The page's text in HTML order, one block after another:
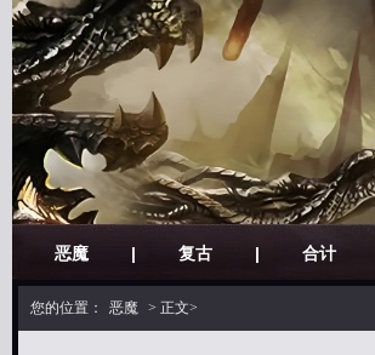
恶魔 | 复古 | 合计
您的位置： 恶魔 > 正文>